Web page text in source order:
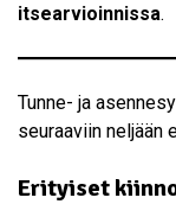
itsearvioinnissa.
Tunne- ja
seuraaviin neljään
Erityiset